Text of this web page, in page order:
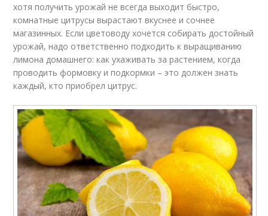
хотя получить урожай не всегда выходит быстро,
комнатные цитрусы вырастают вкуснее и сочнее
магазинных. Если цветоводу хочется собирать достойный
урожай, надо ответственно подходить к выращиванию
лимона домашнего: как ухаживать за растением, когда
проводить формовку и подкормки – это должен знать
каждый, кто приобрел цитрус.